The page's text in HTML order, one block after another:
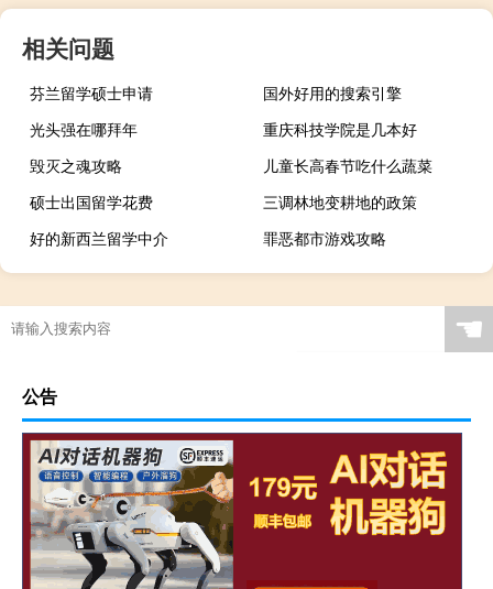
相关问题
芬兰留学硕士申请
国外好用的搜索引擎
光头强在哪拜年
重庆科技学院是几本好
毁灭之魂攻略
儿童长高春节吃什么蔬菜
硕士出国留学花费
三调林地变耕地的政策
好的新西兰留学中介
罪恶都市游戏攻略
☚
公告